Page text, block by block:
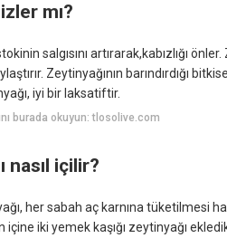
mı?
salgısını artırarak,kabızlığı
Zeytinyağının barındırdığı
iyi bir laksatiftir.
burada okuyun: tlosolive.com
nasıl içilir?
her sabah aç karnına tüketilmesi
içine iki yemek kaşığı zeytinyağı